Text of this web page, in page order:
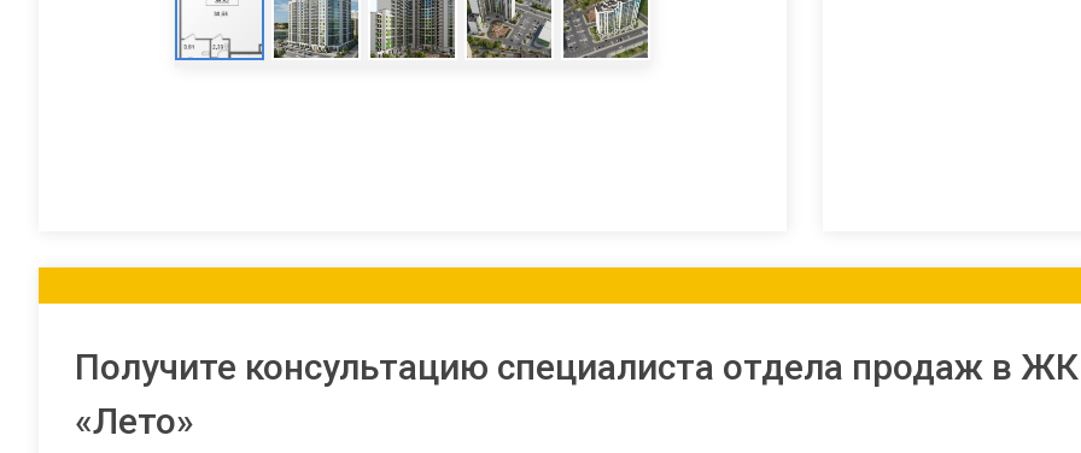
Получите консультацию специалиста отдела продаж в ЖК
«Лето»